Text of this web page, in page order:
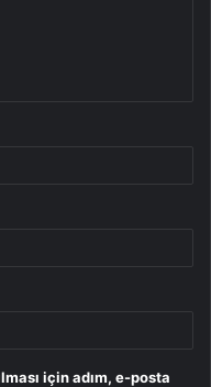
için adım, e-posta